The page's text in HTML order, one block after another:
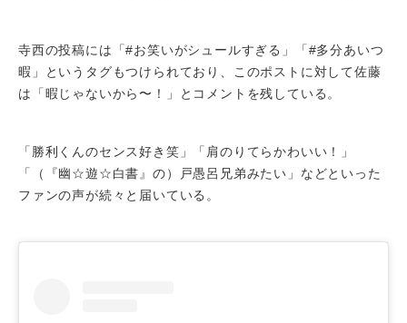
寺西の投稿には「#お笑いがシュールすぎる」「#多分あいつ
暇」というタグもつけられており、このポストに対して佐藤
は「暇じゃないから〜！」とコメントを残している。
「勝利くんのセンス好き笑」「肩のりてらかわいい！」
「（『幽☆遊☆白書』の）戸愚呂兄弟みたい」などといった
ファンの声が続々と届いている。